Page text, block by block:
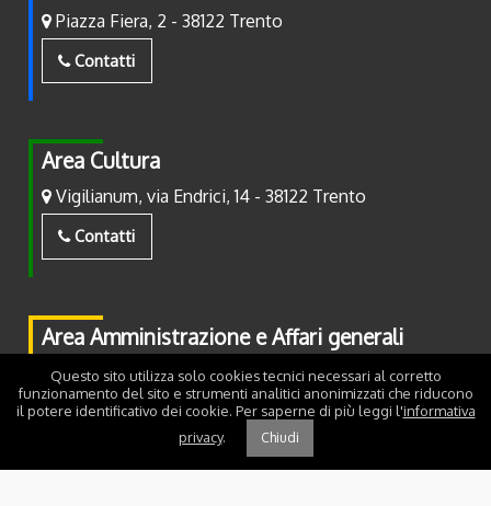
Piazza Fiera, 2 - 38122 Trento
Contatti
Area Cultura
Vigilianum, via Endrici, 14 - 38122 Trento
Contatti
Area Amministrazione e Affari generali
Piazza Fiera, 2 - 38122 Trento
Contatti
Questo sito utilizza solo cookies tecnici necessari al corretto
funzionamento del sito e strumenti analitici anonimizzati che riducono
il potere identificativo dei cookie. Per saperne di più leggi l'informativa
privacy. Chiudi